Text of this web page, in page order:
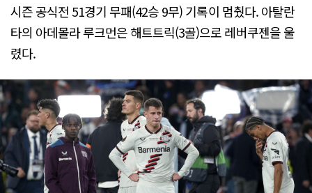
시즌 공식전 51경기 무패(42승 9무) 기록이 멈췄다. 아탈란
타의 아데몰라 루크먼은 해트트릭(3골)으로 레버쿠젠을 울
렸다.